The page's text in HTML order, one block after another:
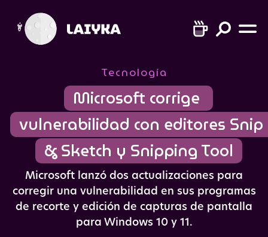
Tecnología
Microsoft corrige
vulnerabilidad con editores Snip
& Sketch y Snipping Tool
Microsoft lanzó dos actualizaciones para
corregir una vulnerabilidad en sus programas
de recorte y edición de capturas de pantalla
para Windows 10 y 11.